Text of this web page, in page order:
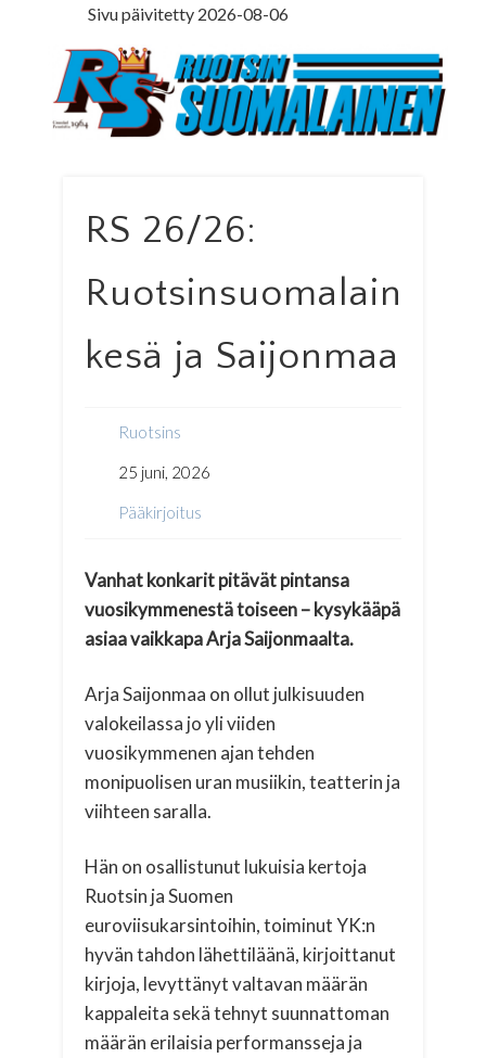
Sivu päivitetty 2026-08-06
ETUSIVU
PÄÄKIRJOITUS
MINNE MENNÄ
ILMOITUSOSASTO
LEHTITILAUS
NETTILEHTI
LEDARE PÅ SVENSKA
YHTEYSTIEDOT
RS 26/26:
Ruotsinsuomalainen
kesä ja Saijonmaa
Ruotsins
25 juni, 2026
Pääkirjoitus
Vanhat konkarit pitävät pintansa
vuosikymmenestä toiseen – kysykääpä
asiaa vaikkapa Arja Saijonmaalta.
Arja Saijonmaa on ollut julkisuuden
valokeilassa jo yli viiden
vuosikymmenen ajan tehden
monipuolisen uran musiikin, teatterin ja
viihteen saralla.
Hän on osallistunut lukuisia kertoja
Ruotsin ja Suomen
euroviisukarsintoihin, toiminut YK:n
hyvän tahdon lähettiläänä, kirjoittanut
kirjoja, levyttänyt valtavan määrän
kappaleita sekä tehnyt suunnattoman
määrän erilaisia performansseja ja